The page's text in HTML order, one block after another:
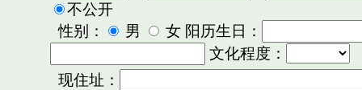
不公开
性别：
男
女 阳历生日：
文化程度：
现住址：